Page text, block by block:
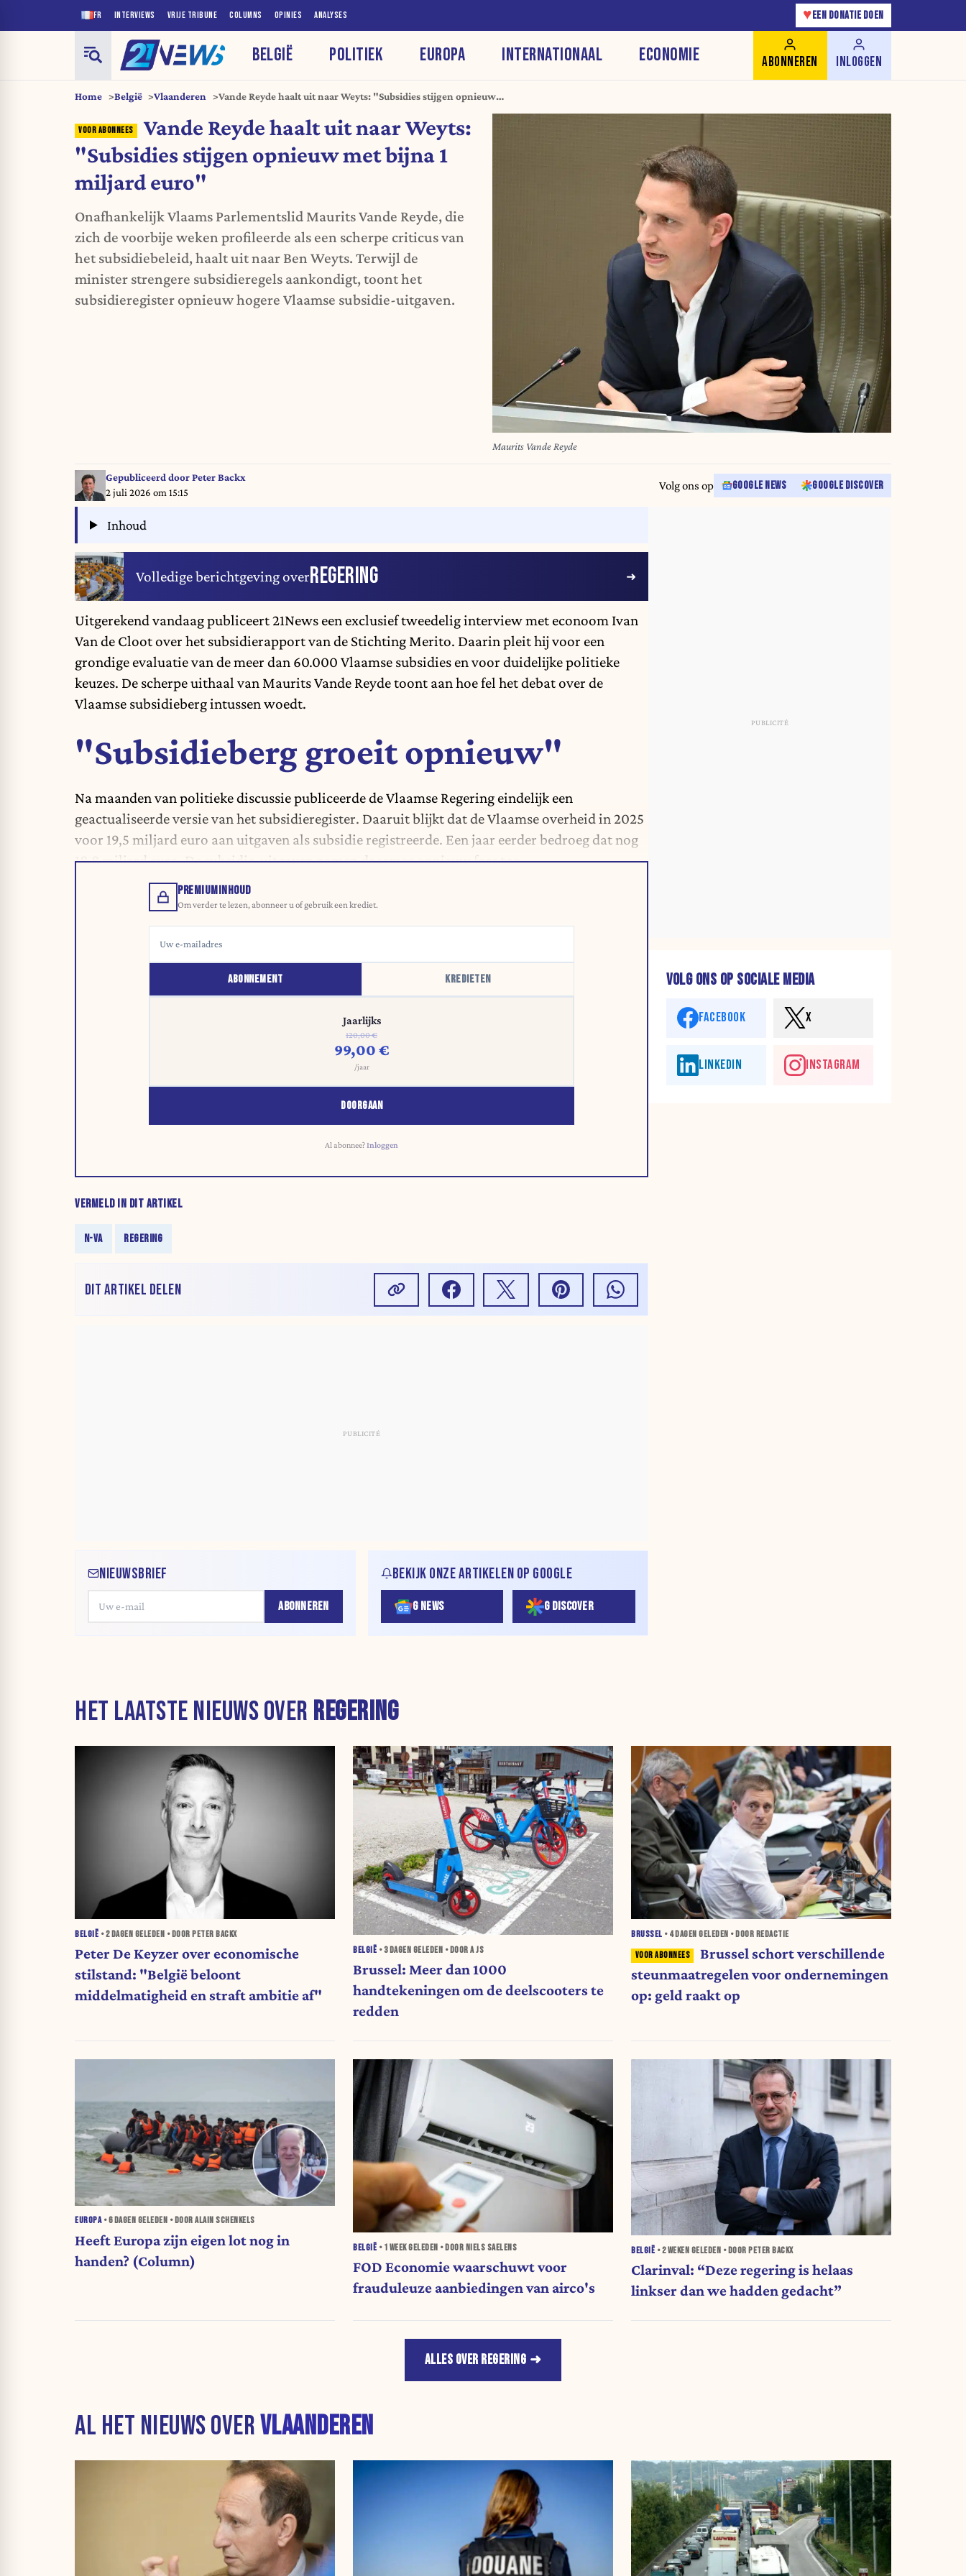
FR INTERVIEWS VRIJE TRIBUNE COLUMNS OPINIES ANALYSES ♥ EEN DONATIE DOEN
BELGIË POLITIEK EUROPA INTERNATIONAAL ECONOMIE ABONNEREN INLOGGEN
Home België Vlaanderen
Vande Reyde haalt uit naar Weyts: "Subsidies stijgen opnieuw
Vande Reyde haalt uit naar Weyts:
"Subsidies stijgen opnieuw met bijna 1
miljard euro"
Onafhankelijk Vlaams Parlementslid Maurits Vande Reyde, die
zich de voorbije weken profileerde als een scherpe criticus van
het subsidiebeleid, haalt uit naar Ben Weyts. Terwijl de
minister strengere subsidieregels aankondigt, toont het
subsidieregister opnieuw hogere Vlaamse subsidie-uitgaven.
Maurits Vande Reyde
Gepubliceerd doorPeter Backx
2 juli 2026 om 15:15
Volg ons op GOOGLE NEWS GOOGLE DISCOVER
Inhoud
Volledige berichtgeving overREGERING
Uitgerekend vandaag publiceert 21News een exclusief tweedelig interview met econoom Ivan
Van de Clootover het subsidierapport van de Stichting Merito. Daarin pleit hij voor een
grondige evaluatie van de meer dan 60.000 Vlaamse subsidiesen voor duidelijke politieke
keuzes. De scherpe uithaal van Maurits Vande Reyde toont aan hoe fel het debat over de
Vlaamse subsidieberg intussen woedt.
"Subsidieberg groeit opnieuw"
Na maanden van politieke discussie publiceerde de Vlaamse Regering eindelijk een
geactualiseerde versie van het subsidieregister. Daaruit blijkt dat de Vlaamse overheid in 2025
voor 19,5 miljard euro aan uitgaven als subsidie registreerde. Een jaar eerder bedroeg dat nog
18,8 miljard euro. De subsidie-uitgaven namen daarmee opnieuw fors toe.
PREMIUMINHOUD
Om verder te lezen, abonneer u of gebruik een krediet.
ABONNEMENT KREDIETEN
Jaarlijks
120,00 €
99,00 €
/jaar
DOORGAAN
Al abonnee?Inloggen
VERMELD IN DIT ARTIKEL
N-VA REGERING
DIT ARTIKEL DELEN
NIEUWSBRIEF
ABONNEREN
BEKIJK ONZE ARTIKELEN OP GOOGLE
G NEWS G DISCOVER
VOLG ONS OP SOCIALE MEDIA
FACEBOOK X
LINKEDIN INSTAGRAM
HET LAATSTE NIEUWS OVER REGERING
BELGIË •2 DAGEN GELEDEN • DOOR PETER BACKX
Peter De Keyzer over economische
stilstand: "België beloont
middelmatigheid en straft ambitie af"
BELGIË •3 DAGEN GELEDEN • DOOR A JS
Brussel: Meer dan 1000
handtekeningen om de deelscooters te
redden
BRUSSEL • 4 DAGEN GELEDEN • DOOR REDACTIE
Brussel schort verschillende
steunmaatregelen voor ondernemingen
op: geld raakt op
EUROPA•6 DAGEN GELEDEN • DOOR ALAIN SCHENKELS
Heeft Europa zijn eigen lot nog in
handen? (Column)
BELGIË • 1 WEEKGELEDEN • DOOR NIELS SAELENS
FOD Economie waarschuwt voor
frauduleuze aanbiedingen van airco's
BELGIË •2 WEKEN GELEDEN • DOOR PETER BACKX
Clarinval: “Deze regering is helaas
linkser dan we hadden gedacht”
ALLES OVER REGERING
AL HET NIEUWS OVERVLAANDEREN